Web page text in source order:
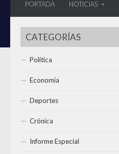
PORTADA NOTICIAS
CATEGORÍAS
Política
Economía
Deportes
Crónica
Informe Especial